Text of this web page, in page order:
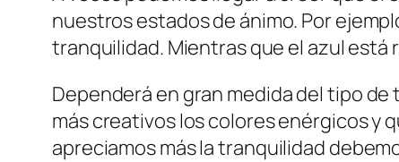
nuestros estados de ánimo. Por
tranquilidad. Mientras que el azul está
Dependerá en gran medida del tipo
más creativos los colores enérgicos y
apreciamos más la tranquilidad